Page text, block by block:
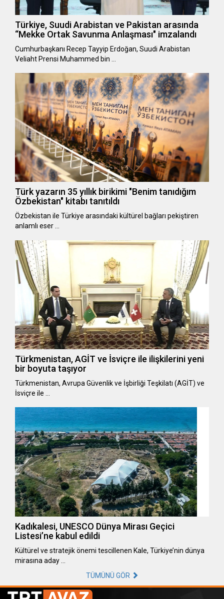
Türkiye, Suudi Arabistan ve Pakistan arasında
“Mekke Ortak Savunma Anlaşması" imzalandı
Cumhurbaşkanı Recep Tayyip Erdoğan, Suudi Arabistan
Veliaht Prensi Muhammed bin …
Türk yazarın 35 yıllık birikimi "Benim tanıdığım
Özbekistan" kitabı tanıtıldı
Özbekistan ile Türkiye arasındaki kültürel bağları pekiştiren
anlamlı eser …
Türkmenistan, AGİT ve İsviçre ile ilişkilerini yeni
bir boyuta taşıyor
Türkmenistan, Avrupa Güvenlik ve İşbirliği Teşkilatı (AGİT) ve
İsviçre ile …
Kadıkalesi, UNESCO Dünya Mirası Geçici
Listesi’ne kabul edildi
Kültürel ve stratejik önemi tescillenen Kale, Türkiye’nin dünya
mirasına aday …
TÜMÜNÜ GÖR